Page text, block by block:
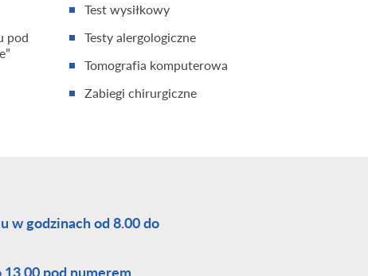
pod
Test wysiłkowy
Testy alergologiczne
Tomografia komputerowa
Zabiegi chirurgiczne
w godzinach od 8.00 do
pod numerem